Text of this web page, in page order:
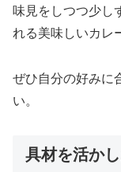
味見をしつつ少し
れる美味しいカレ
ぜひ自分の好みに
い。
具材を活か